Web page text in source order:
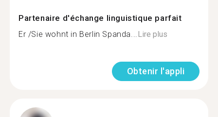
Partenaire d'échange linguistique parfait
Er /Sie wohnt in Berlin Spanda...Lire plus
Obtenir l'appli